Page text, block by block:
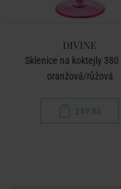
DIVINE
Sklenice na koktejly 380
oranžová/růžová
249 Kč